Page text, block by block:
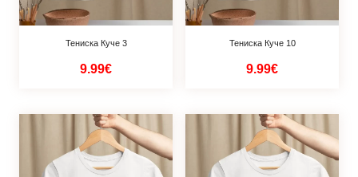
Тениска Куче 3
9.99€
Тениска Куче 10
9.99€